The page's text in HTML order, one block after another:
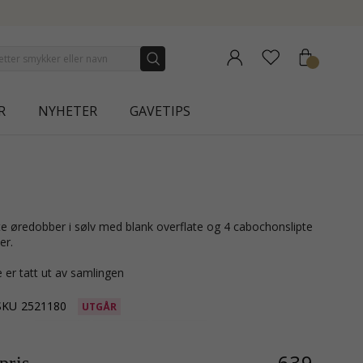
NYHETER GAVETIPS
er tatt ut av samlingen
2521180 UTGÅR